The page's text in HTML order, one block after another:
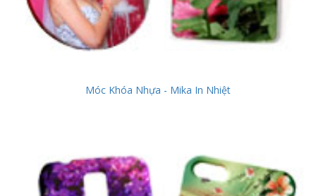
Móc Khóa Nhựa - Mika In Nhiệt